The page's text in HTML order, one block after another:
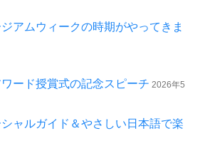
アムウィークの時期がやってきま
ード授賞式の記念スピーチ 2026年5
ャルガイド＆やさしい日本語で楽